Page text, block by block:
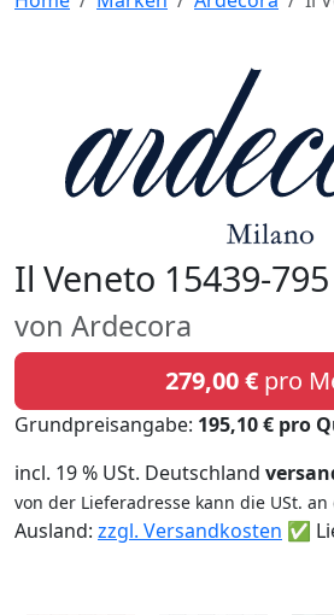
Il Veneto 15439-795
von Ardecora
279,00 € pro
Grundpreisangabe: 195,10 € pro
incl. 19 % USt. Deutschland
von der Lieferadresse kann die USt.
Ausland: zzgl. Versandkosten ✅